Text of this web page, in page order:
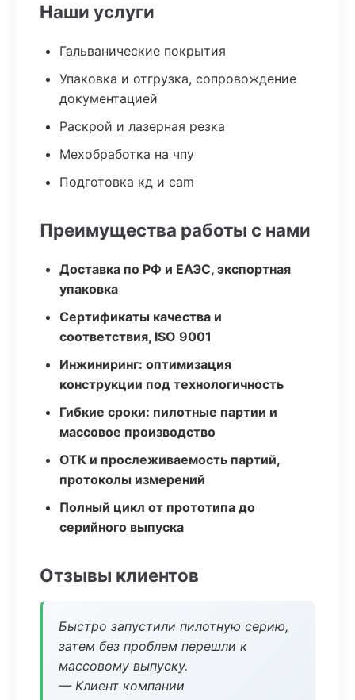
Наши услуги
Гальванические покрытия
Упаковка и отгрузка, сопровождение
документацией
Раскрой и лазерная резка
Мехобработка на чпу
Подготовка кд и cam
Преимущества работы с нами
Доставка по РФ и ЕАЭС, экспортная
упаковка
Сертификаты качества и
соответствия, ISO 9001
Инжиниринг: оптимизация
конструкции под технологичность
Гибкие сроки: пилотные партии и
массовое производство
ОТК и прослеживаемость партий,
протоколы измерений
Полный цикл от прототипа до
серийного выпуска
Отзывы клиентов
Быстро запустили пилотную серию,
затем без проблем перешли к
массовому выпуску.
— Клиент компании